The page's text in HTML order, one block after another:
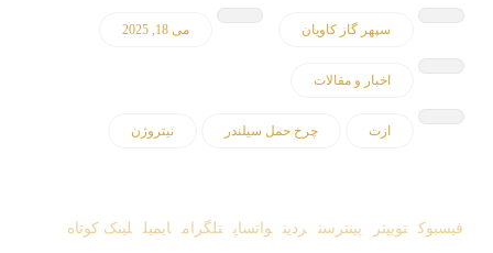
سپهر گاز کاویان می 18, 2025
اخبار و مقالات
ازت چرخ حمل سیلندر نیتروژن
فیسبوک توییتر پینترست ردیت واتساپ تلگرام ایمیل لینک کوتاه